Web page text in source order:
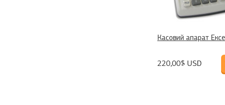
Касовий апарат
220,00$ USD